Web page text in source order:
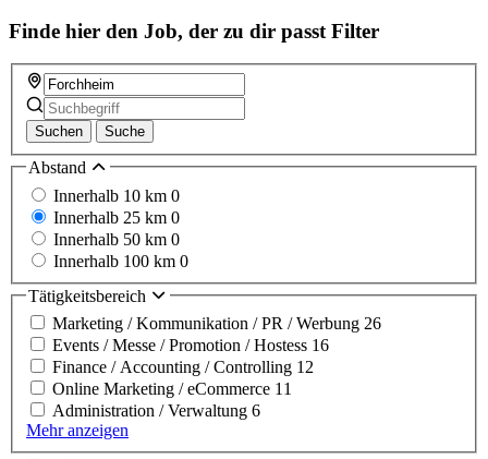
Finde hier den Job, der zu dir passt Filter
Suchen Suche
Abstand
Innerhalb 10 km 0
Innerhalb 25 km 0
Innerhalb 50 km 0
Innerhalb 100 km 0
Tätigkeitsbereich
Marketing / Kommunikation / PR / Werbung 26
Events / Messe / Promotion / Hostess 16
Finance / Accounting / Controlling 12
Online Marketing / eCommerce 11
Administration / Verwaltung 6
Mehr anzeigen